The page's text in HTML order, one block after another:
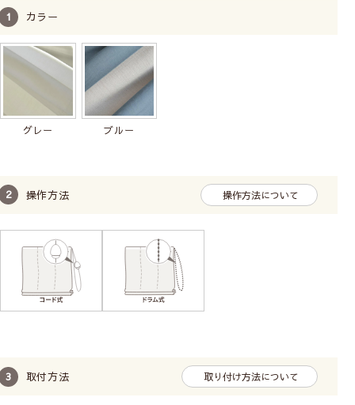
シングルシェード【コード式】
カラー
グレー ブルー
操作方法 操作方法について
取付方法 取り付け方法について